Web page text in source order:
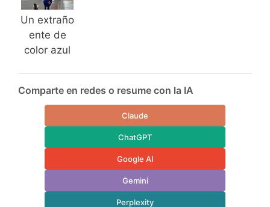
Un extraño
ente de
color azul
Comparte en redes o resume con la IA
Claude
ChatGPT
Google AI
Gemini
Perplexity